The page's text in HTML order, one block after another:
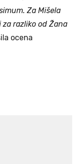
Za Mišela
razliko od Žana
ocena